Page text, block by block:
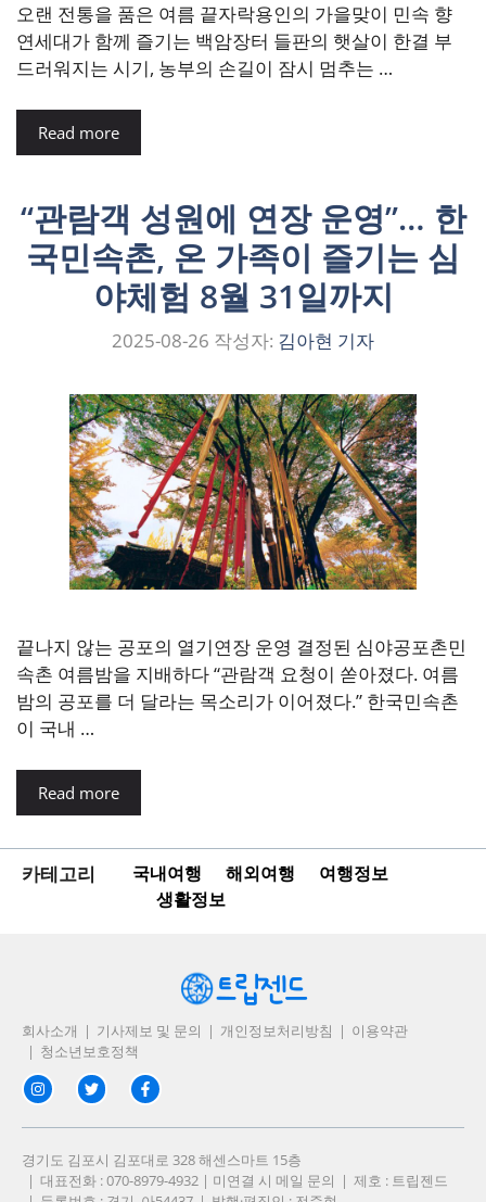
오랜 전통을 품은 여름 끝자락용인의 가을맞이 민속 향
연세대가 함께 즐기는 백암장터 들판의 햇살이 한결 부
드러워지는 시기, 농부의 손길이 잠시 멈추는 …
Read more
“관람객 성원에 연장 운영”… 한
국민속촌, 온 가족이 즐기는 심
야체험 8월 31일까지
2025-08-26 작성자: 김아현 기자
끝나지 않는 공포의 열기연장 운영 결정된 심야공포촌민
속촌 여름밤을 지배하다 “관람객 요청이 쏟아졌다. 여름
밤의 공포를 더 달라는 목소리가 이어졌다.” 한국민속촌
이 국내 …
Read more
카테고리 국내여행 해외여행
여행정보
생활정보
회사소개 기사제보 및 문의 개인정보처리방침
이용약관
청소년보호정책
경기도 김포시 김포대로 328 해센스마트 15층
대표전화 : 070-8979-4932 | 미연결 시 메일 문의
제호 : 트립젠드